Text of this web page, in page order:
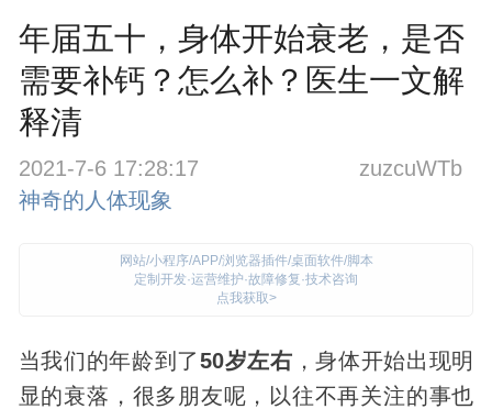
年届五十，身体开始衰老，是否
需要补钙？怎么补？医生一文解
释清
2021-7-6 17:28:17
zuzcuWTb
神奇的人体现象
网站/小程序/APP/浏览器插件/桌面软件/脚本
定制开发·运营维护·故障修复·技术咨询
点我获取>
当我们的年龄到了50岁左右 ，身体开始出现明
显的衰落，很多朋友呢，以往不再关注的事也